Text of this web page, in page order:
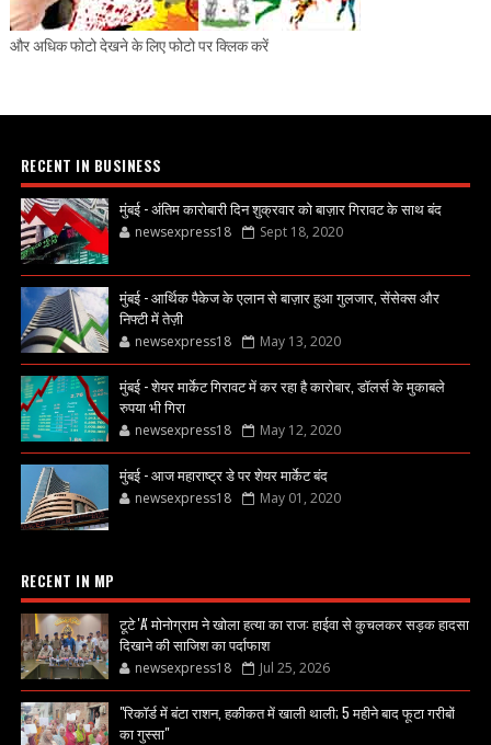
और अधिक फोटो देखने के लिए फोटो पर क्लिक करें
RECENT IN BUSINESS
मुंबई - अंतिम कारोबारी दिन शुक्रवार को बाज़ार गिरावट के साथ बंद
newsexpress18 Sept 18, 2020
मुंबई - आर्थिक पैकेज के एलान से बाज़ार हुआ गुलजार, सेंसेक्स और
निफ्टी में तेज़ी
newsexpress18 May 13, 2020
मुंबई - शेयर मार्केट गिरावट में कर रहा है कारोबार, डॉलर्स के मुकाबले
रुपया भी गिरा
newsexpress18 May 12, 2020
मुंबई - आज महाराष्ट्र डे पर शेयर मार्केट बंद
newsexpress18 May 01, 2020
RECENT IN MP
टूटे 'A' मोनोग्राम ने खोला हत्या का राज: हाईवा से कुचलकर सड़क हादसा
दिखाने की साजिश का पर्दाफाश
newsexpress18 Jul 25, 2026
"रिकॉर्ड में बंटा राशन, हकीकत में खाली थाली; 5 महीने बाद फूटा गरीबों
का गुस्सा"